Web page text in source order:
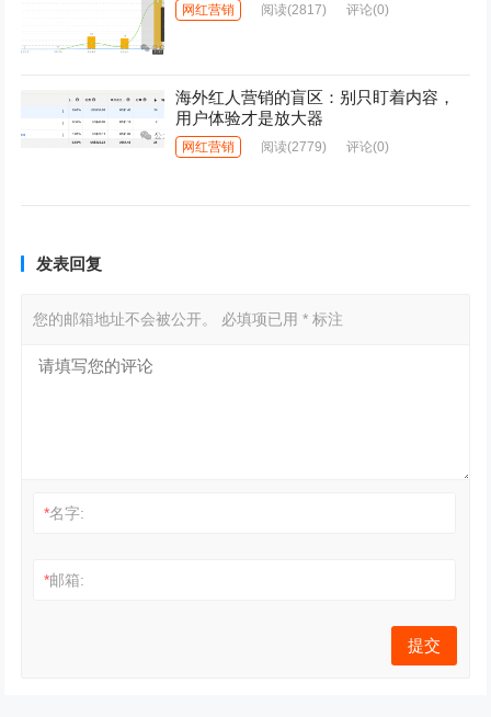
网红营销 阅读(2817) 评论(0)
海外红人营销的盲区：别只盯着内容，
用户体验才是放大器
网红营销 阅读(2779) 评论(0)
发表回复
您的邮箱地址不会被公开。 必填项已用* 标注
*名字:
*邮箱: